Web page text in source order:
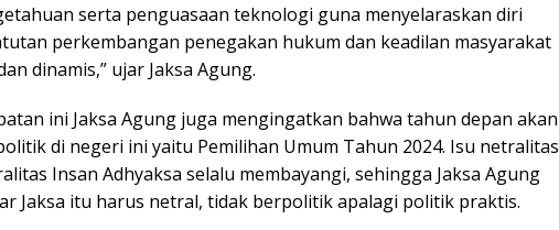
serta penguasaan teknologi guna menyelaraskan diri
perkembangan penegakan hukum dan keadilan masyarakat
dinamis,” ujar Jaksa Agung.
ini Jaksa Agung juga mengingatkan bahwa tahun depan akan
di negeri ini yaitu Pemilihan Umum Tahun 2024. Isu netralitas
Insan Adhyaksa selalu membayangi, sehingga Jaksa Agung
Jaksa itu harus netral, tidak berpolitik apalagi politik praktis.